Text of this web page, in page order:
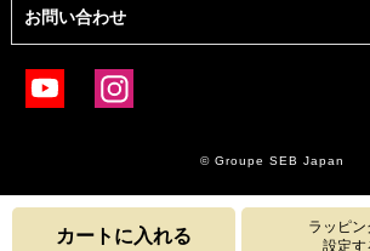
お問い合わせ
© Groupe SEB Japan
カートに入れる
ラッピン
設定す